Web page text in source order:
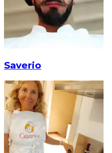
Saverio